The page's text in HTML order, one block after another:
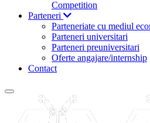
Competition
Parteneri
Parteneriate cu mediul
Parteneri universitari
Parteneri preuniversitari
Oferte angajare/internship
Contact